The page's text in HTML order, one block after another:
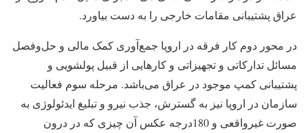
عراق پشتیبانی مقامات خارجی را به دست بیاورد.
در محور دوم کار فرقه در اروپا جمع‌آوری کمک مالی و حل‌وفصل
مسائل تدارکاتی و تجهیزاتی و کارهایی از قبیل پولشویی و
پشتیبانی کمپ موجود در عراق می‌باشد. مرحله سوم فعالیت
سازمان در اروپا نیز به گسترش، جذب نیرو و تبلیغ ایدئولوژی به
صورت غیرواقعی و 180درجه عکس آن چیزی که در درون